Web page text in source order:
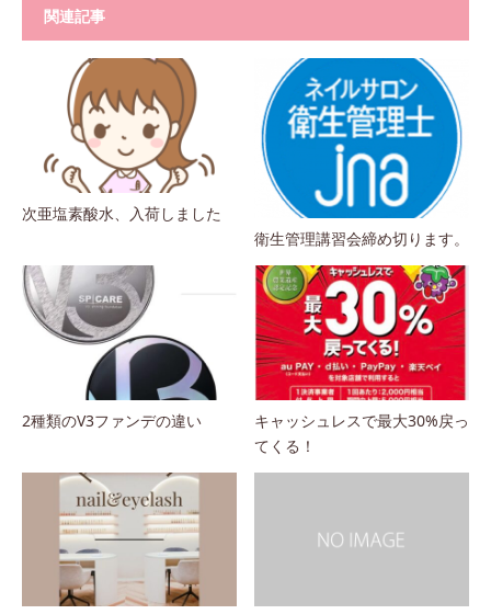
関連記事
次亜塩素酸水、入荷しました
衛生管理講習会締め切ります。
2種類のV3ファンデの違い
キャッシュレスで最大30%戻っ
てくる！